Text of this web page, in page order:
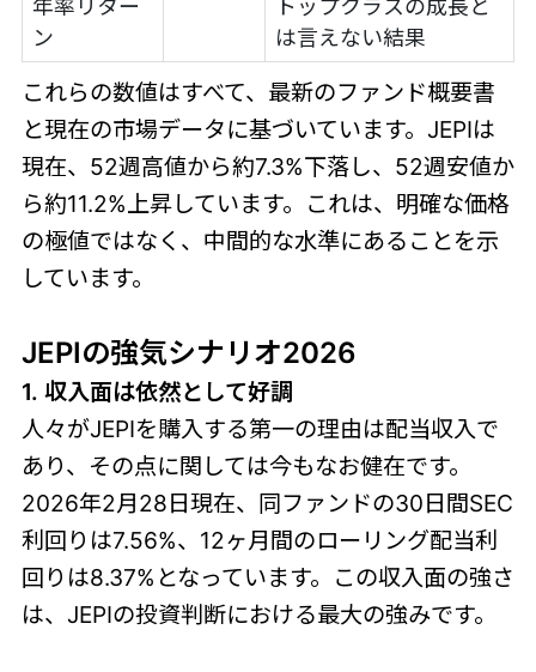
年率リター
ン
トップクラスの成長と
は言えない結果
これらの数値はすべて、最新のファンド概要書
と現在の市場データに基づいています。JEPIは
現在、52週高値から約7.3%下落し、52週安値か
ら約11.2%上昇しています。これは、明確な価格
の極値ではなく、中間的な水準にあることを示
しています。
JEPIの強気シナリオ2026
1. 収入面は依然として好調
人々がJEPIを購入する第一の理由は配当収入で
あり、その点に関しては今もなお健在です。
2026年2月28日現在、同ファンドの30日間SEC
利回りは7.56%、12ヶ月間のローリング配当利
回りは8.37%となっています。この収入面の強さ
は、JEPIの投資判断における最大の強みです。